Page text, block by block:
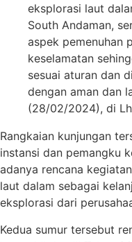
eksplorasi laut
South Andaman,
aspek pemenuhan
keselamatan
sesuai aturan dan
dengan aman dan
(28/02/2024), di
Rangkaian kunjungan
instansi dan pemangku
adanya rencana
laut dalam sebagai
eksplorasi dari
Kedua sumur tersebut